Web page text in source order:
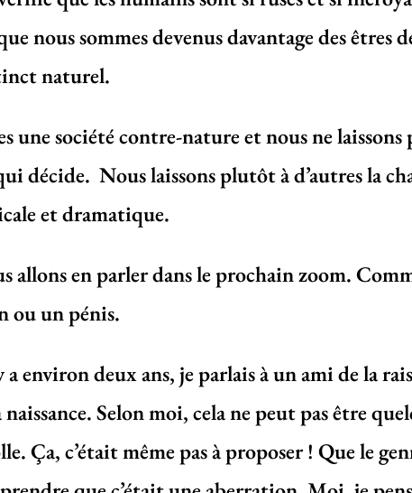
nous sommes devenus davantage des êtres
naturel.
une société contre-nature et nous ne
décide. Nous laissons plutôt à d’autres la
et dramatique.
allons en parler dans le prochain zoom.
ou un pénis.
environ deux ans, je parlais à un ami de la
naissance. Selon moi, cela ne peut pas être
Ça, c’était même pas à proposer ! Que le